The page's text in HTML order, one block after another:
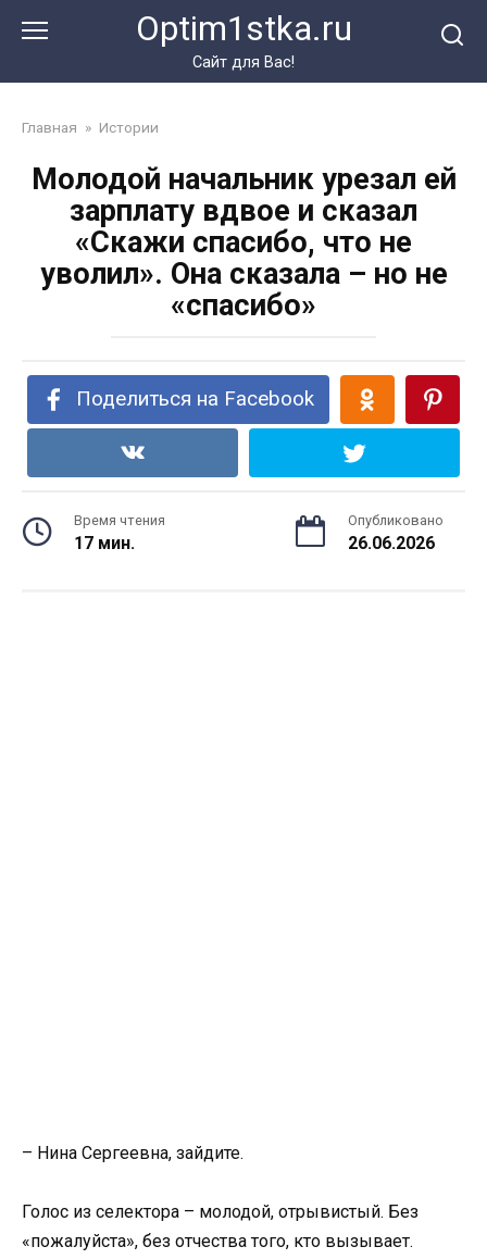
Optim1stka.ru
Сайт для Вас!
Главная » Истории
Молодой начальник урезал ей
зарплату вдвое и сказал
«Скажи спасибо, что не
уволил». Она сказала – но не
«спасибо»
Поделиться на Facebook
Время чтения
17 мин.
Опубликовано
26.06.2026
– Нина Сергеевна, зайдите.
Голос из селектора – молодой, отрывистый. Без
«пожалуйста», без отчества того, кто вызывает.